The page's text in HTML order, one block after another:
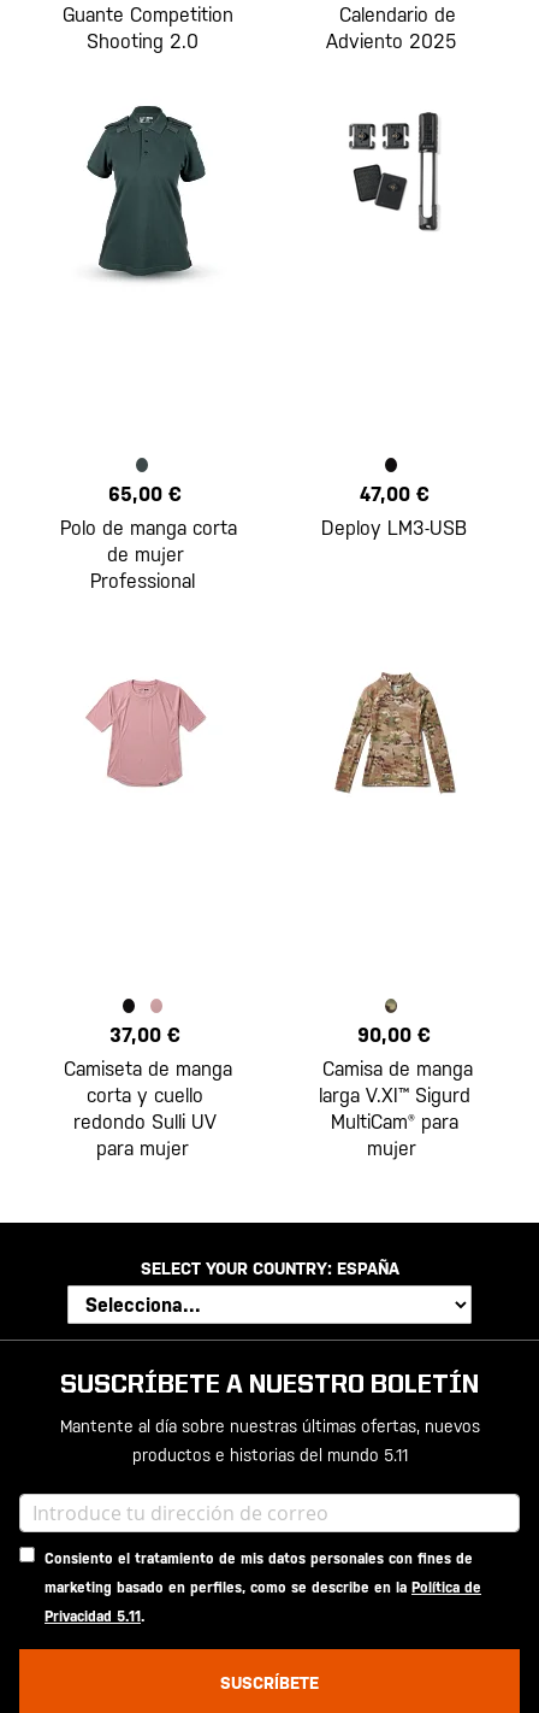
Guante Competition
Shooting 2.0
Calendario de
Adviento 2025
65,00 €
Polo de manga corta
de mujer
Professional
47,00 €
Deploy LM3-USB
37,00 €
Camiseta de manga
corta y cuello
redondo Sulli UV
para mujer
90,00 €
Camisa de manga
larga V.XI™ Sigurd
MultiCam® para
mujer
SELECT YOUR COUNTRY: ESPAÑA
SUSCRÍBETE A NUESTRO BOLETÍN
Mantente al día sobre nuestras últimas ofertas, nuevos
productos e historias del mundo 5.11
Consiento el tratamiento de mis datos personales con fines de
marketing basado en perfiles, como se describe en la Política de
Privacidad 5.11.
SUSCRÍBETE